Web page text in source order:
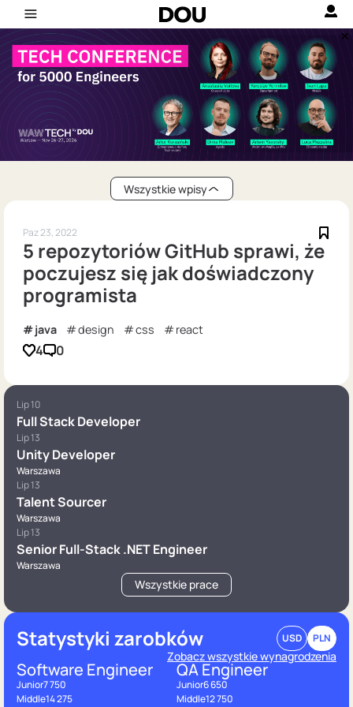
Wszystkie wpisy
Paz 23, 2022
5 repozytoriów GitHub sprawi, że
poczujesz się jak doświadczony
programista
java design css react
4 0
Lip 10
Full Stack Developer
Lip 13
Unity Developer
Warszawa
Lip 13
Talent Sourcer
Warszawa
Lip 13
Senior Full-Stack .NET Engineer
Warszawa
Wszystkie prace
Statystyki zarobków USD PLN
Zobacz wszystkie wynagrodzenia
Software Engineer
Junior7 750
Middle14 275
QA Engineer
Junior6 650
Middle12 750